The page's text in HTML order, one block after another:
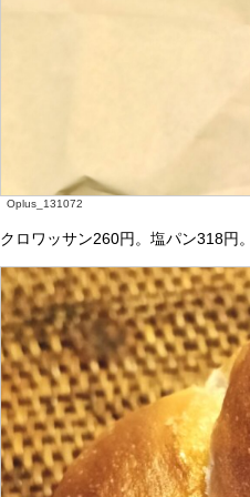
Oplus_131072
クロワッサン260円。塩パン318円